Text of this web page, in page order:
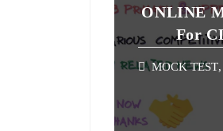
ONLINE
For
MOCK TEST,